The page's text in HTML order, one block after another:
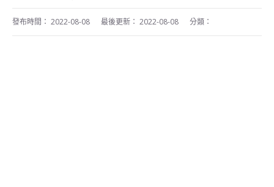
發布時間： 2022-08-08 最後更新： 2022-08-08 分類：